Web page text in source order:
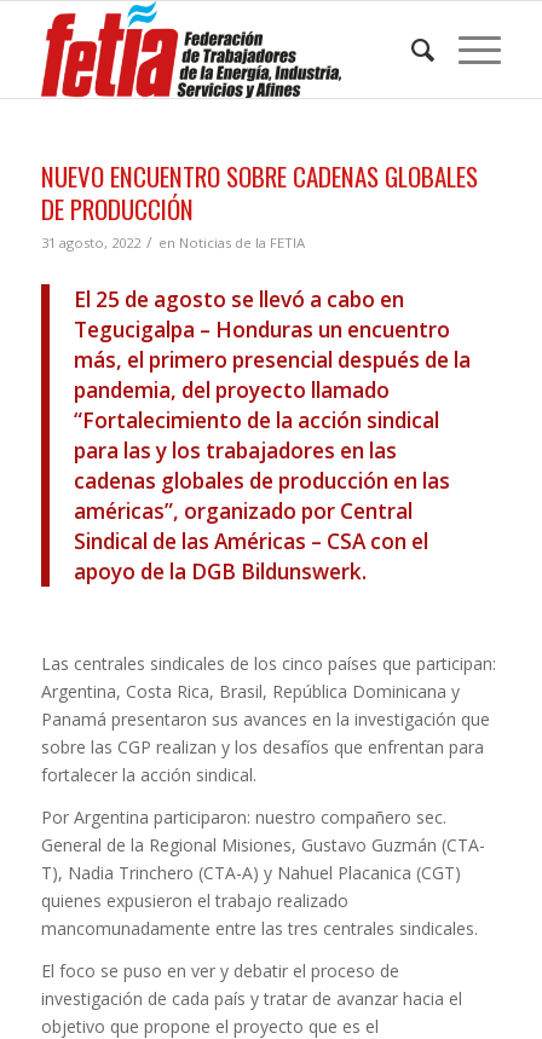
NUEVO ENCUENTRO SOBRE CADENAS GLOBALES
DE PRODUCCIÓN
31 agosto, 2022 / en Noticias de la FETIA
El 25 de agosto se llevó a cabo en
Tegucigalpa – Honduras un encuentro
más, el primero presencial después de la
pandemia, del proyecto llamado
“Fortalecimiento de la acción sindical
para las y los trabajadores en las
cadenas globales de producción en las
américas”, organizado por Central
Sindical de las Américas – CSA con el
apoyo de la DGB Bildunswerk.
Las centrales sindicales de los cinco países que participan:
Argentina, Costa Rica, Brasil, República Dominicana y
Panamá presentaron sus avances en la investigación que
sobre las CGP realizan y los desafíos que enfrentan para
fortalecer la acción sindical.
Por Argentina participaron: nuestro compañero sec.
General de la Regional Misiones, Gustavo Guzmán (CTA-
T), Nadia Trinchero (CTA-A) y Nahuel Placanica (CGT)
quienes expusieron el trabajo realizado
mancomunadamente entre las tres centrales sindicales.
El foco se puso en ver y debatir el proceso de
investigación de cada país y tratar de avanzar hacia el
objetivo que propone el proyecto que es el